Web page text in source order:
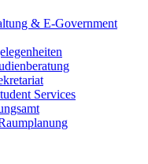
& E-Government
Services